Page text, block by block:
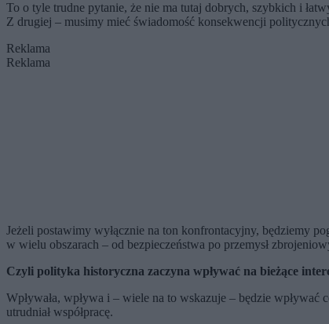
To o tyle trudne pytanie, że nie ma tutaj dobrych, szybkich i
Z drugiej – musimy mieć świadomość konsekwencji
Reklama
Reklama
Jeżeli postawimy wyłącznie na ton konfrontacyjny, będziemy
w wielu obszarach – od bezpieczeństwa po przemysł
Czyli polityka historyczna zaczyna wpływać na bieżące
Wpływała, wpływa i – wiele na to wskazuje – będzie
utrudniał współpracę.